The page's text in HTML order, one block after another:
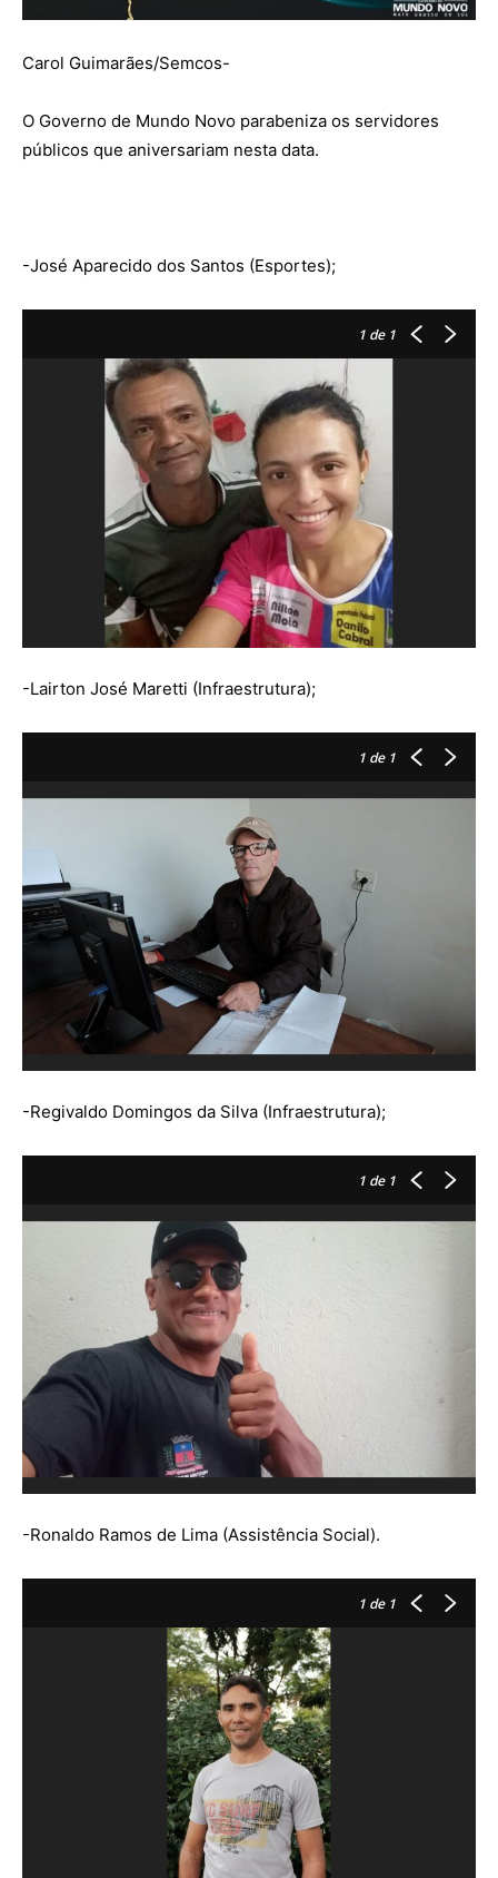
Carol Guimarães/Semcos-
O Governo de Mundo Novo parabeniza os servidores
públicos que aniversariam nesta data.
-José Aparecido dos Santos (Esportes);
1 de 1
-Lairton José Maretti (Infraestrutura);
1 de 1
-Regivaldo Domingos da Silva (Infraestrutura);
1 de 1
-Ronaldo Ramos de Lima (Assistência Social).
1 de 1